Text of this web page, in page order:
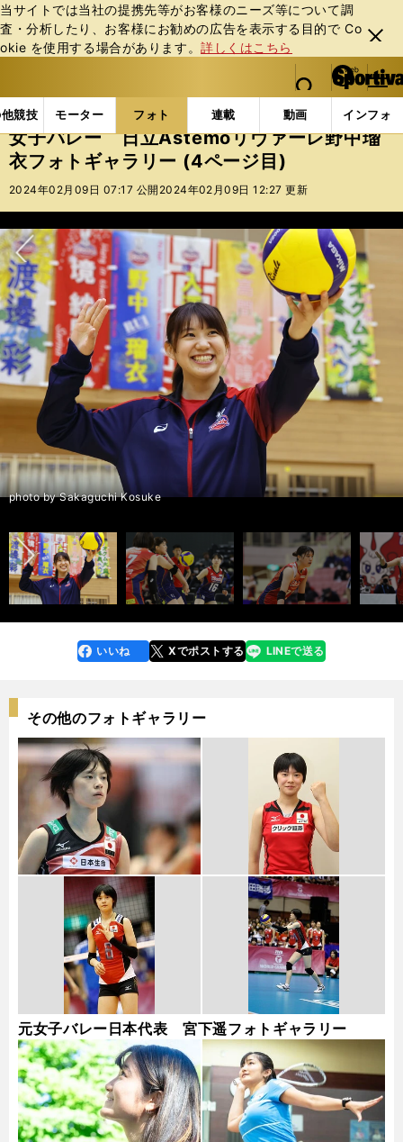
当サイトでは当社の提携先等がお客様のニーズ等について調
査・分析したり、お客様にお勧めの広告を表⽰する⽬的で Co
okie を使⽤する場合があります。詳しくはこちら
閉じ
る
web Sportiva (webスポルティーバ)
検索
マイペ
ー
ジ
メニュ
競技 モーター フォト 連載 動画 インフォ
b
ス
ポ
ル
バ
フォトギャラリー コラムフォト 女子バレー 日立
女子バレー 日立Astemoリヴァーレ野中瑠
衣フォトギャラリー (4ページ目)
2024年02月09日 07:17 公開 2024年02月09日 12:27 更新
次へ
photo by Sakaguchi Kosuke
前編：石川真佑らと戦った野中瑠衣 夢のA代表入りに「え、私でいい
の？」＞＞
後編：野中瑠衣の高校時代は「反抗的だった」 それを変えた恩師の言葉
とは？＞＞
前へ
faceboo
k
いいね Xでポストする
line LINEで送る
その他のフォトギャラリー
元女子バレー日本代表 宮下遥フォトギャラリー